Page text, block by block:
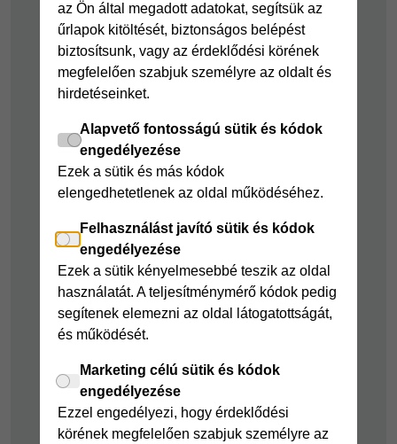
az Ön által megadott adatokat, segítsük az
űrlapok kitöltését, biztonságos belépést
biztosítsunk, vagy az érdeklődési körének
megfelelően szabjuk személyre az oldalt és
hirdetéseinket.
Alapvető fontosságú sütik és kódok
engedélyezése
Ezek a sütik és más kódok
elengedhetetlenek az oldal működéséhez.
Felhasználást javító sütik és kódok
engedélyezése
Ezek a sütik kényelmesebbé teszik az oldal
használatát. A teljesítménymérő kódok pedig
segítenek elemezni az oldal látogatottságát,
és működését.
Marketing célú sütik és kódok
engedélyezése
Ezzel engedélyezi, hogy érdeklődési
körének megfelelően szabjuk személyre az
Cofidis Hitelkártya
Joker részletfizetés
Áruhitel Expressz
Mindig Kéznél
kölcsön
Cofidis személyi
kölcsön
Cofidis Bank
Mindig Kéznél
kölcsön
Takarékszámla
Pénzügyi Navigátor
Cofidis Bank a
Zöldebb Környezetért
Cofidis Bank a
Zöldebb Jövőért
Biztonságos
pénzügyek